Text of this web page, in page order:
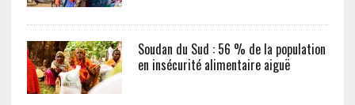
Soudan du Sud : 56 % de la population
en insécurité alimentaire aiguë